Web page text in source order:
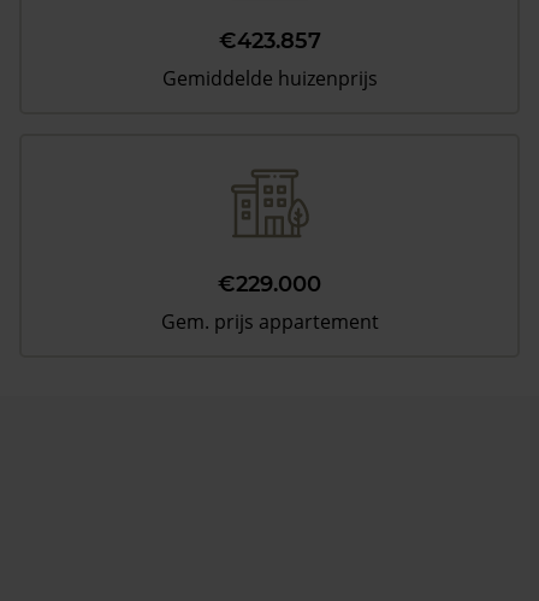
€423.857
Gemiddelde huizenprijs
€229.000
Gem. prijs appartement